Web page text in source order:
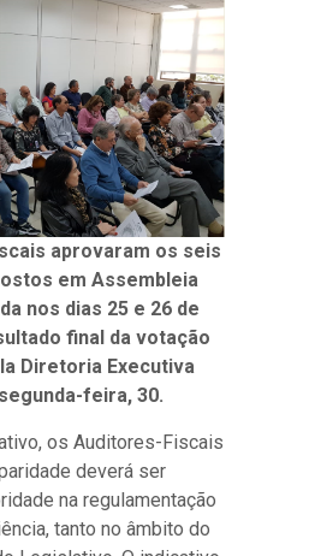
aprovaram os seis
em Assembleia
nos dias 25 e 26 de
final da votação
Diretoria Executiva
feira, 30.
os Auditores-Fiscais
deverá ser
na regulamentação
tanto no âmbito do